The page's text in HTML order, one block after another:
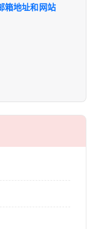
箱地址和网站